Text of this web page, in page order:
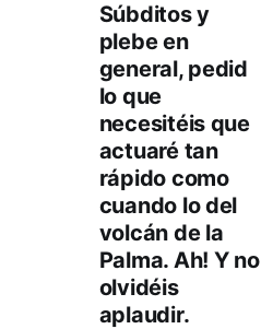
Súbditos y
plebe en
general, pedid
lo que
necesitéis que
actuaré tan
rápido como
cuando lo del
volcán de la
Palma. Ah! Y no
olvidéis
aplaudir.